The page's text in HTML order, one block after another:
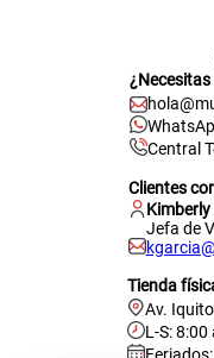
Central
Clientes
Jefa de
Tienda
Av.
L-S: